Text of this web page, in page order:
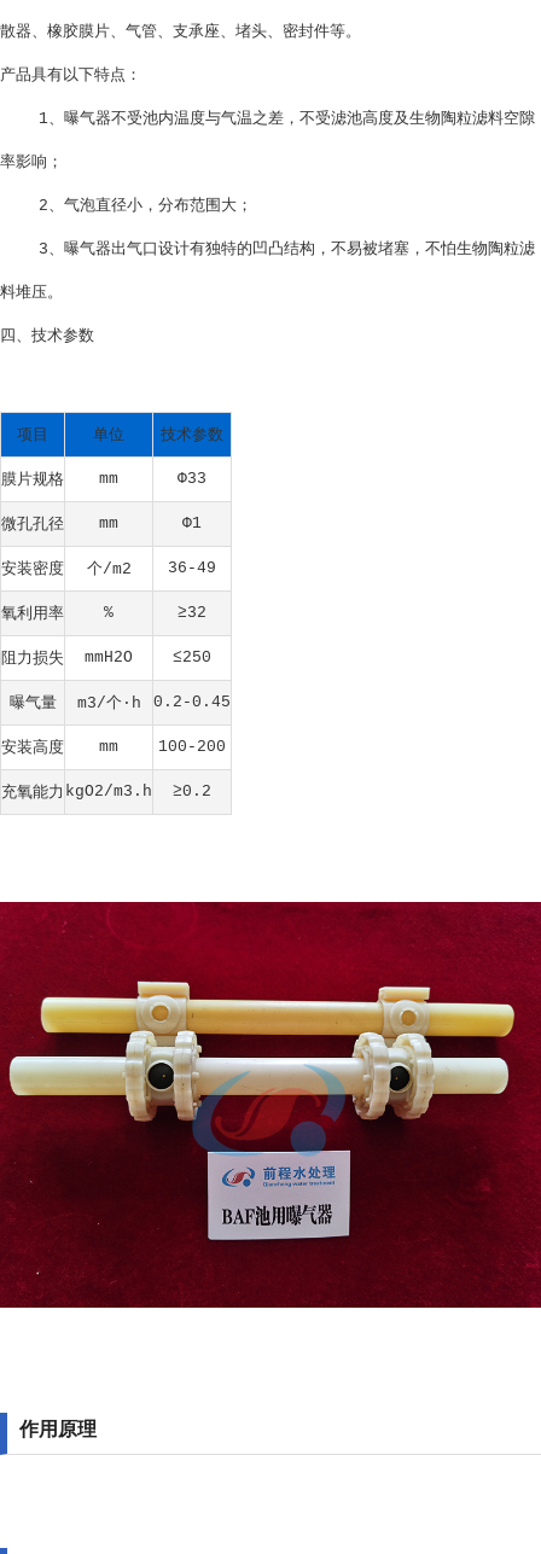
散器、橡胶膜片、气管、支承座、堵头、密封件等。
产品具有以下特点：
1、曝气器不受池内温度与气温之差，不受滤池高度及生物陶粒滤料空隙
率影响；
2、气泡直径小，分布范围大；
3、曝气器出气口设计有独特的凹凸结构，不易被堵塞，不怕生物陶粒滤
料堆压。
四、技术参数
项目 单位 技术参数
膜片规格 mm Φ33
微孔孔径 mm Φ1
安装密度 个/m2 36-49
氧利用率 % ≥32
阻力损失 mmH2O ≤250
曝气量 m3/个·h 0.2-0.45
安装高度 mm 100-200
充氧能力 kgO2/m3.h ≥0.2
作用原理